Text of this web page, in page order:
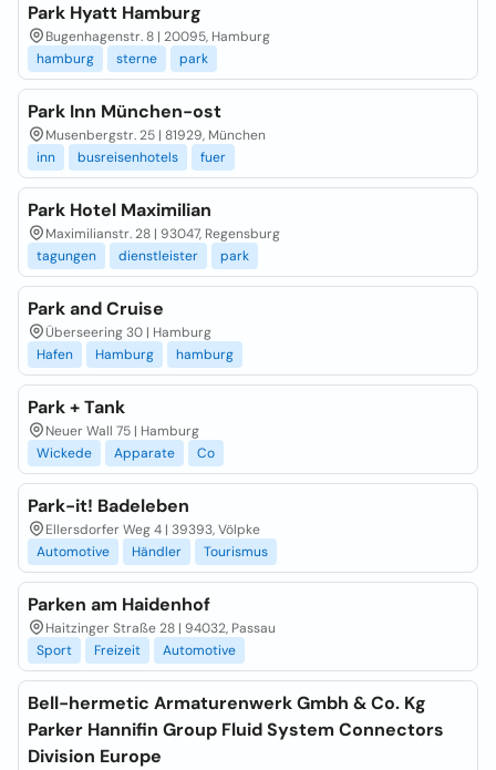
Park Hyatt Hamburg
Bugenhagenstr. 8 | 20095, Hamburg
hamburg
sterne park
Park Inn München-ost
Musenbergstr. 25 | 81929, München
inn
busreisenhotels fuer
Park Hotel Maximilian
Maximilianstr. 28 | 93047, Regensburg
tagungen
dienstleister park
Park and Cruise
Überseering 30 | Hamburg
Hafen
Hamburg hamburg
Park + Tank
Neuer Wall 75 | Hamburg
Wickede
Apparate Co
Park-it! Badeleben
Ellersdorfer Weg 4 | 39393, Völpke
Automotive
Händler Tourismus
Parken am Haidenhof
Haitzinger Straße 28 | 94032, Passau
Sport
Freizeit Automotive
Bell-hermetic Armaturenwerk Gmbh & Co. Kg
Parker Hannifin Group Fluid System Connectors
Division Europe